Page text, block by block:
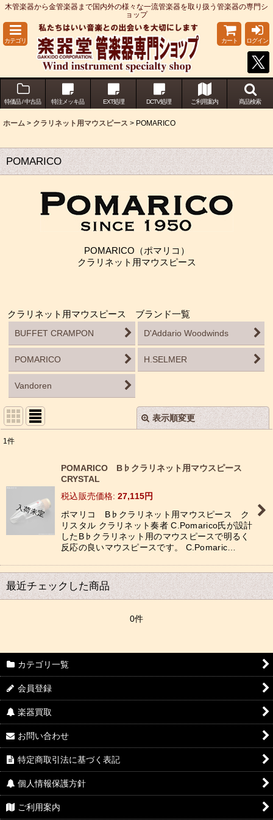
木管楽器から金管楽器まで国内外の様々な一流管楽器を取り扱う管楽器の専門シ
ョップ
カテゴリ カート ログイン
特価品 / 中古品 特注メッキ品 EXT処理 DCTV処理 ご利用案内 商品検索
ホーム > クラリネット用マウスピース > POMARICO
POMARICO
POMARICO（ポマリコ）
クラリネット用マウスピース
クラリネット用マウスピース ブランド一覧
BUFFET CRAMPON
D'Addario Woodwinds
POMARICO H.SELMER
Vandoren
表示順変更
並び順:
絞り込む
閉じる
1 件
POMARICO B♭クラリネット用マウスピース
CRYSTAL
税込
: 27,115円
ポマリコ B♭クラリネット用マウスピース ク
リスタル クラリネット奏者 C.Pomarico氏が設計
したB♭クラリネット用のマウスピースで明るく
反応の良いマウスピースです。 C.Pomaric…
最近チェックした商品
0件
カテゴリ一覧
会員登録
楽器買取
お問い合わせ
特定商取引法に基づく表記
個人情報保護方針
ご利用案内